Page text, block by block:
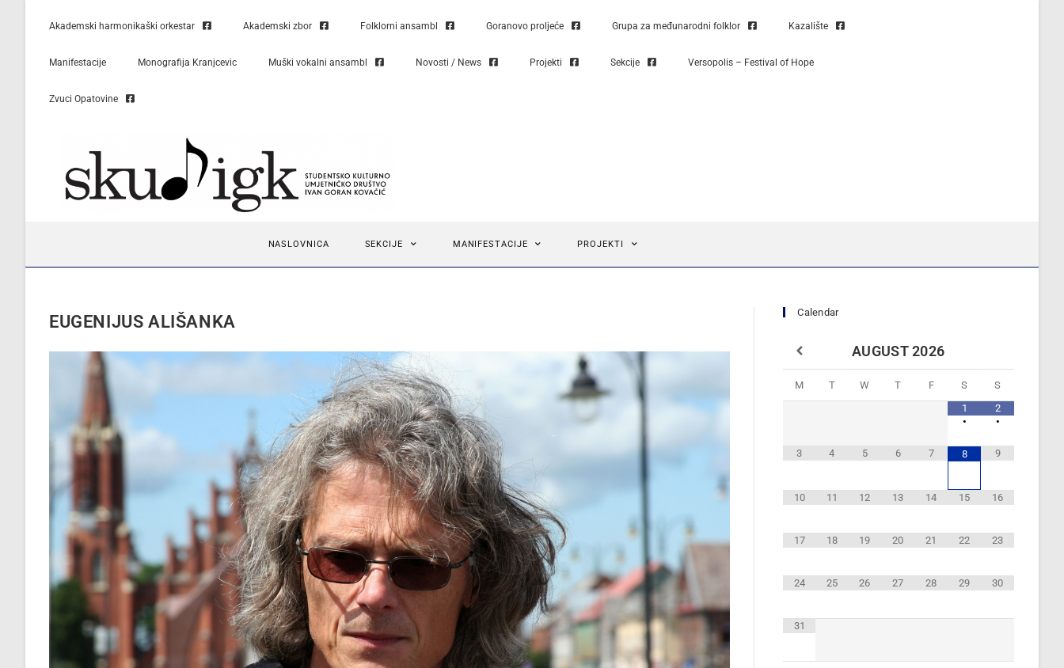
Akademski harmonikaški orkestar Akademski zbor Folklorni ansambl Goranovo proljeće Grupa za međunarodni folklor Kazalište
Manifestacije Monografija Kranjcevic Muški vokalni ansambl Novosti / News Projekti Sekcije Versopolis – Festival of Hope
Zvuci Opatovine
NASLOVNICA SEKCIJE MANIFESTACIJE PROJEKTI
EUGENIJUS ALIŠANKA Calendar
AUGUST 2026
M T W T F S
S
1
•
2
•
3 4 5 6 7 8 9
10 11 12 13 14 15 16
17 18 19 20 21 22 23
24 25 26 27 28 29 30
31